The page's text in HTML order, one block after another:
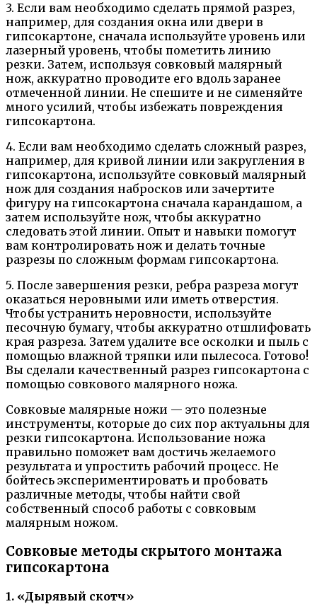
3. Если вам необходимо сделать прямой разрез,
например, для создания окна или двери в
гипсокартоне, сначала используйте уровень или
лазерный уровень, чтобы пометить линию
резки. Затем, используя совковый малярный
нож, аккуратно проводите его вдоль заранее
отмеченной линии. Не спешите и не сименяйте
много усилий, чтобы избежать повреждения
гипсокартона.
4. Если вам необходимо сделать сложный разрез,
например, для кривой линии или закругления в
гипсокартона, используйте совковый малярный
нож для создания набросков или зачертите
фигуру на гипсокартона сначала карандашом, а
затем используйте нож, чтобы аккуратно
следовать этой линии. Опыт и навыки помогут
вам контролировать нож и делать точные
разрезы по сложным формам гипсокартона.
5. После завершения резки, ребра разреза могут
оказаться неровными или иметь отверстия.
Чтобы устранить неровности, используйте
песочную бумагу, чтобы аккуратно отшлифовать
края разреза. Затем удалите все осколки и пыль с
помощью влажной тряпки или пылесоса. Готово!
Вы сделали качественный разрез гипсокартона с
помощью совкового малярного ножа.
Совковые малярные ножи — это полезные
инструменты, которые до сих пор актуальны для
резки гипсокартона. Использование ножа
правильно поможет вам достичь желаемого
результата и упростить рабочий процесс. Не
бойтесь экспериментировать и пробовать
различные методы, чтобы найти свой
собственный способ работы с совковым
малярным ножом.
Совковые методы скрытого монтажа
гипсокартона
1. «Дырявый скотч»